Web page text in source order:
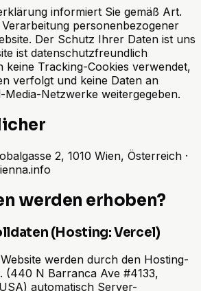
informiert Sie gemäß Art.
Verarbeitung personenbezogener
Der Schutz Ihrer Daten ist uns
ist datenschutzfreundlich
keine Tracking-Cookies verwendet,
verfolgt und keine Daten an
Netzwerke weitergegeben.
2, 1010 Wien, Österreich ·
werden erhoben?
(Hosting: Vercel)
werden durch den Hosting-
(440 N Barranca Ave #4133,
automatisch Server-